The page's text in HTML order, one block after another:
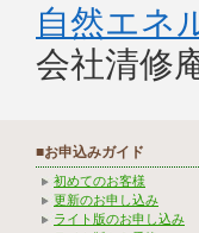
自然エネ
会社清修
■お申込みガイド
初めてのお客様
更新のお申し込み
ライト版のお申し込み